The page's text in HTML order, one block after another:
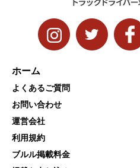
ホーム
よくあるご質問
お問い合わせ
運営会社
利用規約
ブルル掲載料金